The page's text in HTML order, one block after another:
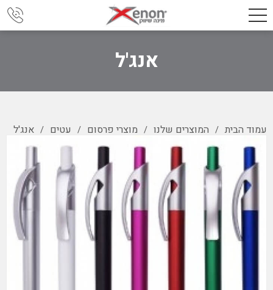
אנג'ל
עמוד הבית / המוצרים שלנו / מוצרי פרסום / עטים / אנג'ל